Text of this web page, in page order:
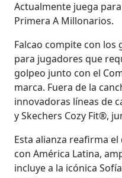
Actualmente juega
Primera A Millonarios.
Falcao compite con los
para jugadores que
golpeo junto con el
marca. Fuera de la
innovadoras líneas de
y Skechers Cozy Fit®,
Esta alianza reafirma
con América Latina,
incluye a la icónica